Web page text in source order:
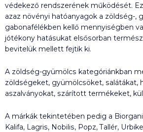
védekező rendszerének működését.
azaz növényi hatóanyagok a zöldség-,
gabonafélékben kellő mennyiségben
jótékony hatásukat elsősorban
bevitelük mellett fejtik ki.
A zöldség-gyümölcs kategóriánkban
zöldségeket, gyümölcsöket, salátákat,
aszalványokat, szárított termékeket,
A márkák tekintetében pedig a
Kalifa, Lagris, Nobilis, Popz, Tallér,